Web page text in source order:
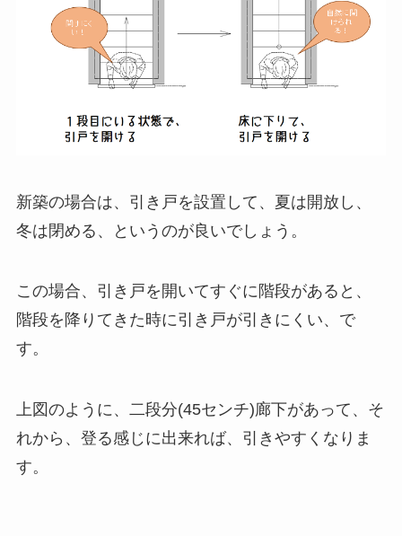
新築の場合は、引き戸を設置して、夏は開放し、
冬は閉める、というのが良いでしょう。
この場合、引き戸を開いてすぐに階段があると、
階段を降りてきた時に引き戸が引きにくい、で
す。
上図のように、二段分(45センチ)廊下があって、そ
れから、登る感じに出来れば、引きやすくなりま
す。